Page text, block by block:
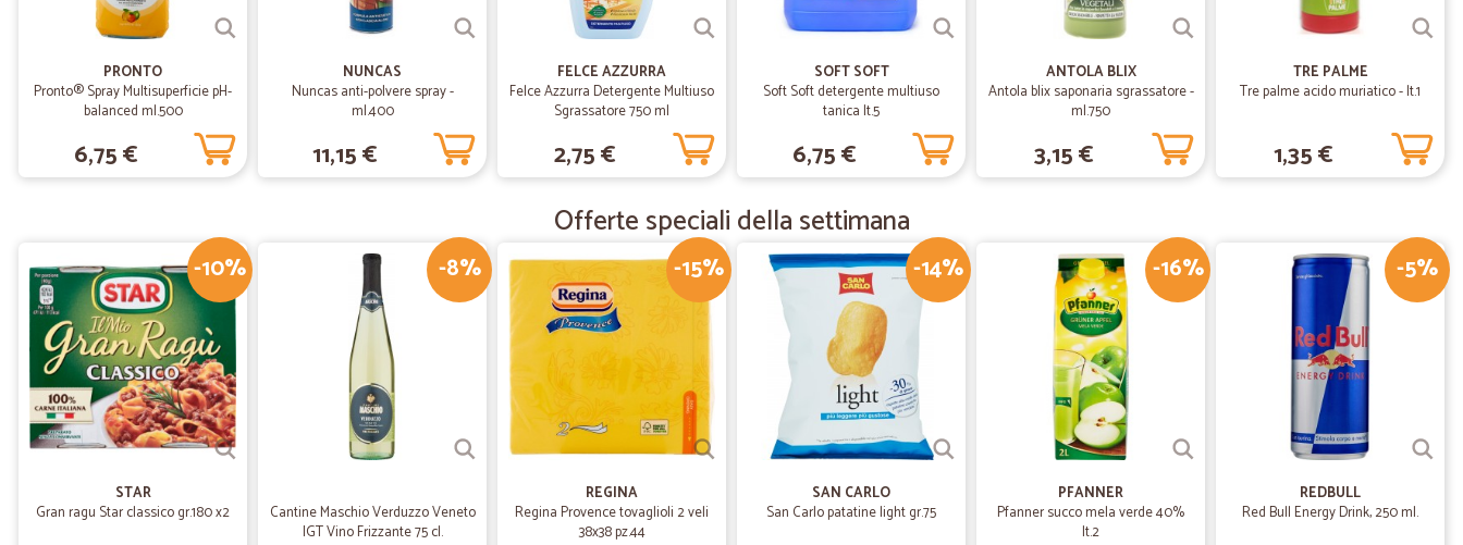
23/04/2020
— Beniamino B.
ottima esperienza
Sito molto chiaro e facilità inoltrare l’ordine. Velocissimo nella consegna a domicilio
24/07/2019
Donatella S.
grazie merce ricevuta tutto ok da…
grazie merce ricevuta tutto ok da consigliare.
24/04/2019
—Francesco F.
Ottimo venditore e accuratezza nel…
Ottimo venditore e accuratezza nel presentare i prodotti...
PRONTO
Pronto® Spray Multisuperficie pH-
balanced ml.500
6,75 €
NUNCAS
Nuncas anti-polvere spray -
ml.400
11,15 €
FELCE AZZURRA
Felce Azzurra Detergente Multiuso
Sgrassatore 750 ml
2,75 €
SOFT SOFT
Soft Soft detergente multiuso
tanica lt.5
6,75 €
ANTOLA BLIX
Antola blix saponaria sgrassatore -
ml.750
3,15 €
TRE PALME
Tre palme acido muriatico - lt.1
1,35 €
Offerte speciali della settimana
-10%
STAR
Gran ragu Star classico gr.180 x2
-8%
Cantine Maschio Verduzzo Veneto
IGT Vino Frizzante 75 cl.
-15%
REGINA
Regina Provence tovaglioli 2 veli
38x38 pz.44
-14%
SAN CARLO
San Carlo patatine light gr.75
-16%
PFANNER
Pfanner succo mela verde 40%
lt.2
-5%
REDBULL
Red Bull Energy Drink, 250 ml.